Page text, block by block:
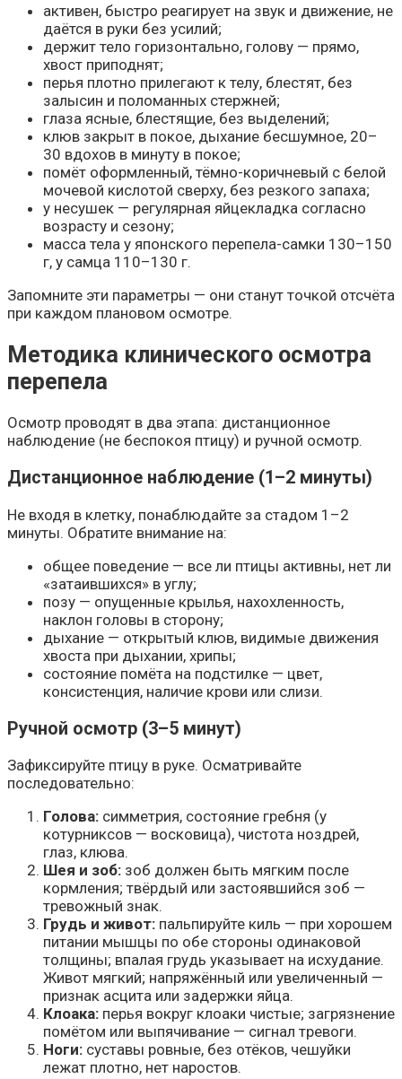
активен, быстро реагирует на звук и движение, не
даётся в руки без усилий;
держит тело горизонтально, голову — прямо,
хвост приподнят;
перья плотно прилегают к телу, блестят, без
залысин и поломанных стержней;
глаза ясные, блестящие, без выделений;
клюв закрыт в покое, дыхание бесшумное, 20–
30 вдохов в минуту в покое;
помёт оформленный, тёмно-коричневый с белой
мочевой кислотой сверху, без резкого запаха;
у несушек — регулярная яйцекладка согласно
возрасту и сезону;
масса тела у японского перепела-самки 130–150
г, у самца 110–130 г.
Запомните эти параметры — они станут точкой отсчёта
при каждом плановом осмотре.
Методика клинического осмотра
перепела
Осмотр проводят в два этапа: дистанционное
наблюдение (не беспокоя птицу) и ручной осмотр.
Дистанционное наблюдение (1–2 минуты)
Не входя в клетку, понаблюдайте за стадом 1–2
минуты. Обратите внимание на:
общее поведение — все ли птицы активны, нет ли
«затаившихся» в углу;
позу — опущенные крылья, нахохленность,
наклон головы в сторону;
дыхание — открытый клюв, видимые движения
хвоста при дыхании, хрипы;
состояние помёта на подстилке — цвет,
консистенция, наличие крови или слизи.
Ручной осмотр (3–5 минут)
Зафиксируйте птицу в руке. Осматривайте
последовательно:
Голова: симметрия, состояние гребня (у
котурниксов — восковица), чистота ноздрей,
глаз, клюва.
Шея и зоб: зоб должен быть мягким после
кормления; твёрдый или застоявшийся зоб —
тревожный знак.
Грудь и живот: пальпируйте киль — при хорошем
питании мышцы по обе стороны одинаковой
толщины; впалая грудь указывает на исхудание.
Живот мягкий; напряжённый или увеличенный —
признак асцита или задержки яйца.
Клоака: перья вокруг клоаки чистые; загрязнение
помётом или выпячивание — сигнал тревоги.
Ноги: суставы ровные, без отёков, чешуйки
лежат плотно, нет наростов.